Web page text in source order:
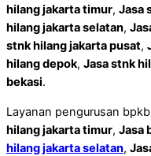
hilang jakarta timur, Jasa
hilang jakarta selatan,
stnk hilang jakarta pusat,
hilang depok, Jasa stnk
bekasi.
Layanan pengurusan
hilang jakarta timur, Jasa
hilang jakarta selatan,